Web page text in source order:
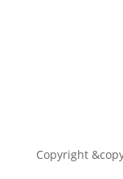
Copyright